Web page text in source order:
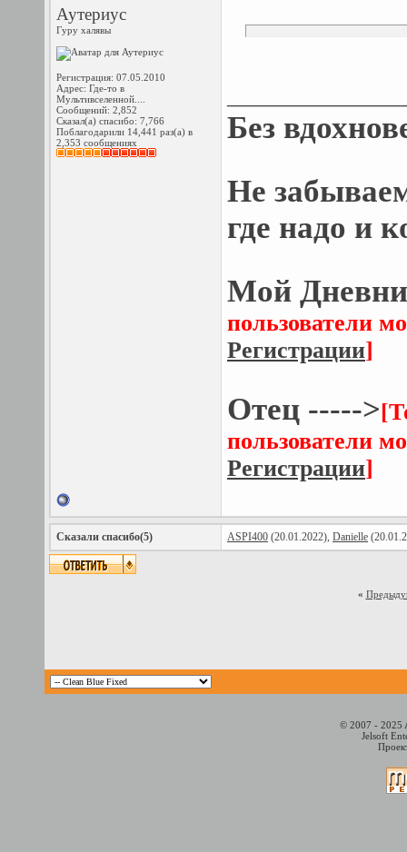
Аутериус
Гуру халявы
Регистрация: 07.05.2010
Адрес: Где-то в
Мультивселенной....
Сообщений: 2,852
Сказал(а) спасибо: 7,766
Поблагодарили 14,441 раз(а) в
2,353 сообщениях
Без
Не
где надо и
Мой
пользователи
Регистрации]
Отец ----->
пользователи
Регистрации]
Сказали спасибо(5) ASPI400 (20.01.2022), Danielle
«
© 2007 - 2025
Jelsoft